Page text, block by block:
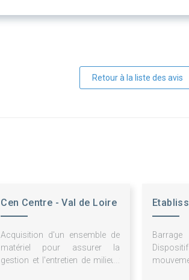
Retour à la liste des avis
Cen Centre - Val de Loire
Acquisition d'un ensemble de
matériel pour assurer la
gestion et l'entretien de milieux